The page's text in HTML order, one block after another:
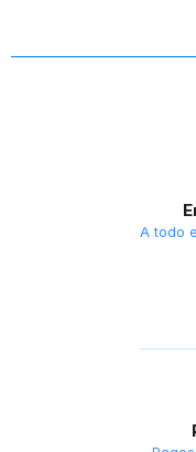
A todo